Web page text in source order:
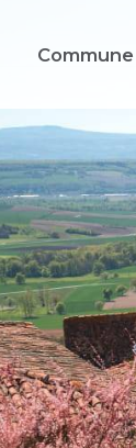
Commune